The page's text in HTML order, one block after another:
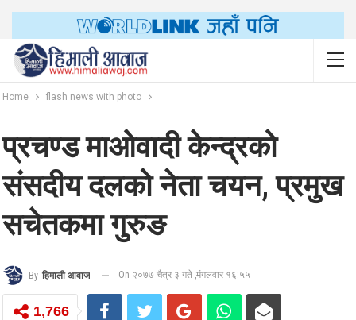
Home flash news with photo
प्रचण्ड माओवादी केन्द्रको
संसदीय दलको नेता चयन, प्रमुख
सचेतकमा गुरुङ
By हिमाली आवाज On २०७७ चैत्र ३ गते ,मंगलवार १६:५५
1,766